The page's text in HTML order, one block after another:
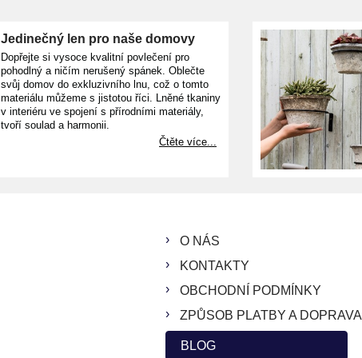
Jedinečný len pro naše domovy
Dopřejte si vysoce kvalitní povlečení pro
pohodlný a ničím nerušený spánek. Oblečte
svůj domov do exkluzivního lnu, což o tomto
materiálu můžeme s jistotou říci. Lněné tkaniny
v interiéru ve spojení s přírodními materiály,
tvoří soulad a harmonii.
Čtěte více...
O NÁS
KONTAKTY
OBCHODNÍ PODMÍNKY
ZPŮSOB PLATBY A DOPRAVA
BLOG